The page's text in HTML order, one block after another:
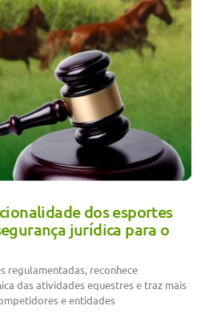
dos esportes
jurídica para o
regulamentadas, reconhece
das atividades equestres e traz mais
e entidades